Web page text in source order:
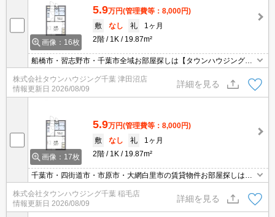
画像：16枚
5.9万円(管理費等：8,000円)
敷
なし 礼
1ヶ月
2階
1K 19.87m²
船橋市・習志野市・千葉市全域お部屋探しは【タウンハウジング】
にお任せください！
株式会社タウンハウジング千葉 津田沼店
情報更新日 2026/08/09
詳細を見る
画像：17枚
5.9万円(管理費等：8,000円)
敷
なし 礼
1ヶ月
2階
1K 19.87m²
千葉市・四街道市・市原市・大網白里市の賃貸物件お部屋探しはタ
ウンハウジング稲毛店にお任せ下さい！【０４３－２９０－８０７
０】
株式会社タウンハウジング千葉 稲毛店
情報更新日 2026/08/09
詳細を見る